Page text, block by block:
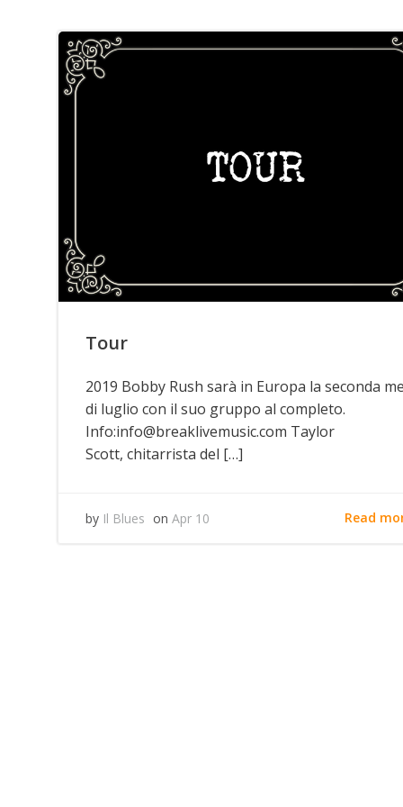
Tour
2019 Bobby Rush sarà in Europa la seconda
di luglio con il suo gruppo al completo.
Info:info@breaklivemusic.com Taylor
Scott, chitarrista del […]
by Il Blues on Apr 10 Read